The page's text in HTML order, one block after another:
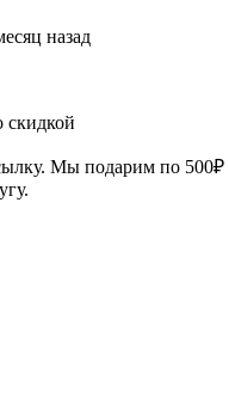
назад
скидкой
Мы подарим по 500₽